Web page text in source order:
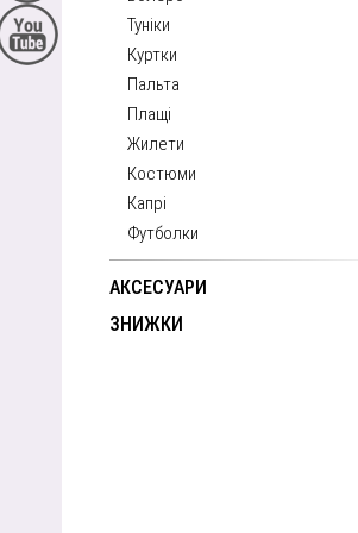
Туніки
Куртки
Пальта
Плащі
Жилети
Костюми
Капрі
Футболки
АКСЕСУАРИ
ЗНИЖКИ